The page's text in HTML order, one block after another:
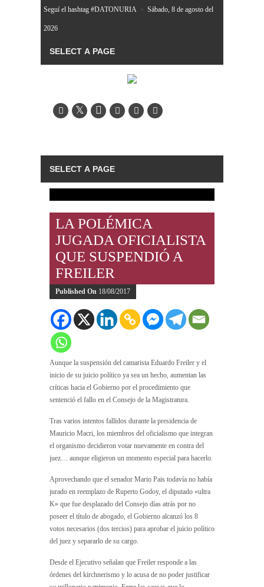
Seguí el hashtag #DATONURIA » Sábado, 8 de agosto del
2026
LA POLÉMICA
JUGADA OFICIALISTA
QUE SUSPENDIÓ A
FREILER
Published On 18/08/2017
Aunque la suspensión del camarista Eduardo Freiler y el
inicio de su juicio político ya sea un hecho, aumentan las
críticas hacia el Gobierno por el procedimiento que
sentenció el fallo en el Consejo de la Magistratura.
Tras varios intentos fallidos durante la presidencia de
Mauricio Macri, los miembros del oficialismo que integran
el organismo decidieron votar nuevamente en contra del
juez… aunque eligieron un momento especial para hacerlo.
Aprovechando que el senador Mario Pais todavía no había
jurado en reemplazo de Ruperto Godoy, el diputado «ultra
K» que fue desplazado del Consejo días atrás por no
poseer el título de abogado, el Gobierno alcanzó los 8
votos necesarios (dos tercios) para aprobar el juicio político
del juez y separarlo de su cargo.
Desde el Ejecutivo señalan que Freiler responde a las
órdenes del kirchnerismo y lo acusa de no poder justificar